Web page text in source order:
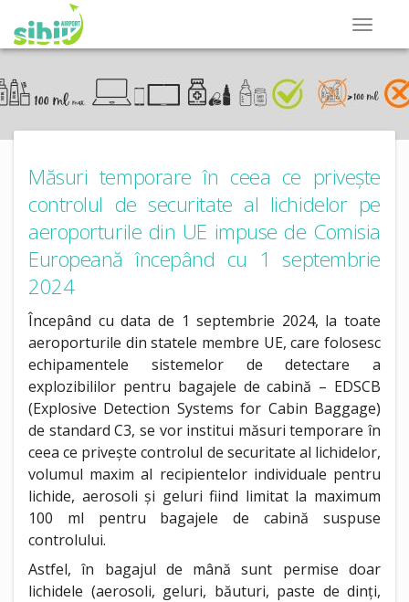
Măsuri temporare în ceea ce privește
controlul de securitate al lichidelor pe
aeroporturile din UE impuse de Comisia
Europeană începând cu 1 septembrie
2024
Începând cu data de 1 septembrie 2024, la toate
aeroporturile din statele membre UE, care folosesc
echipamentele sistemelor de detectare a
explozibililor pentru bagajele de cabină – EDSCB
(Explosive Detection Systems for Cabin Baggage)
de standard C3, se vor institui măsuri temporare în
ceea ce privește controlul de securitate al lichidelor,
volumul maxim al recipientelor individuale pentru
lichide, aerosoli și geluri fiind limitat la maximum
100 ml pentru bagajele de cabină suspuse
controlului.
Astfel, în bagajul de mână sunt permise doar
lichidele (aerosoli, geluri, băuturi, paste de dinți,